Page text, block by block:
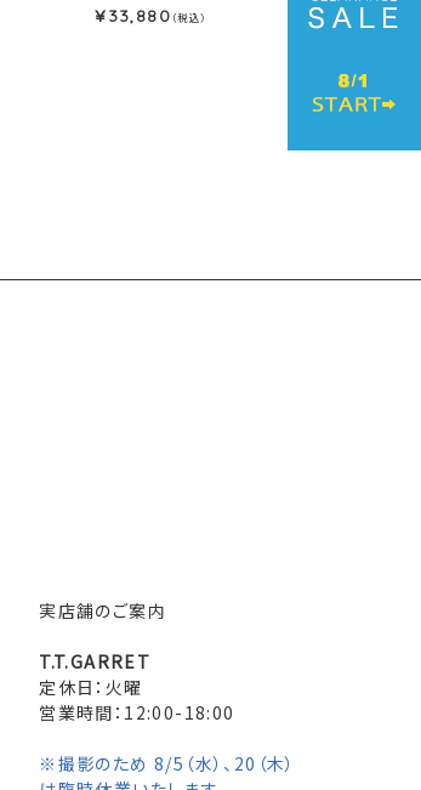
¥ 33,880 （税込）
実店舗のご案内
T.T.GARRET
定休日：火曜
営業時間：12:00-18:00
※撮影のため 8/5（水）、20（木）